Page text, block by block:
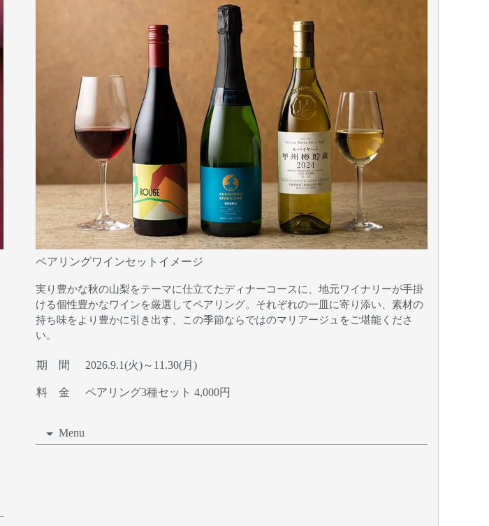
魚料理イメージ
ペアリングワインセットイメージ
実り豊かな秋の山梨をテーマに仕立てたディナーコースに、地元ワイナリーが手掛
ける個性豊かなワインを厳選してペアリング。それぞれの一皿に寄り添い、素材の
持ち味をより豊かに引き出す、この季節ならではのマリアージュをご堪能くださ
い。
期 間 2026.9.1(火)～11.30(月)
料 金 ペアリング3種セット 4,000円
Menu